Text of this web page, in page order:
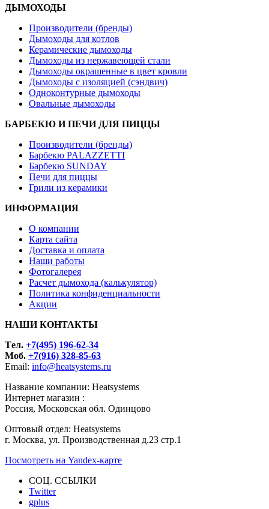
ДЫМОХОДЫ
Производители (бренды)
Дымоходы для котлов
Керамические дымоходы
Дымоходы из нержавеющей стали
Дымоходы окрашенные в цвет кровли
Дымоходы с изоляцией (сэндвич)
Одноконтурные дымоходы
Овальные дымоходы
БАРБЕКЮ И ПЕЧИ ДЛЯ ПИЦЦЫ
Производители (бренды)
Барбекю PALAZZETTI
Барбекю SUNDAY
Печи для пиццы
Грили из керамики
ИНФОРМАЦИЯ
О компании
Карта сайта
Доставка и оплата
Наши работы
Фотогалерея
Расчет дымохода (калькулятор)
Политика конфиденциальности
Акции
НАШИ КОНТАКТЫ
Tел. +7(495) 196-62-34
Моб. +7(916) 328-85-63
Email: info@heatsystems.ru
Название компании: Heatsystems
Интернет магазин :
Россия, Московская обл. Одинцово
Оптовый отдел: Heatsystems
г. Москва, ул. Производственная д.23 стр.1
Посмотреть на Yandex-карте
СОЦ. ССЫЛКИ
Twitter
gplus